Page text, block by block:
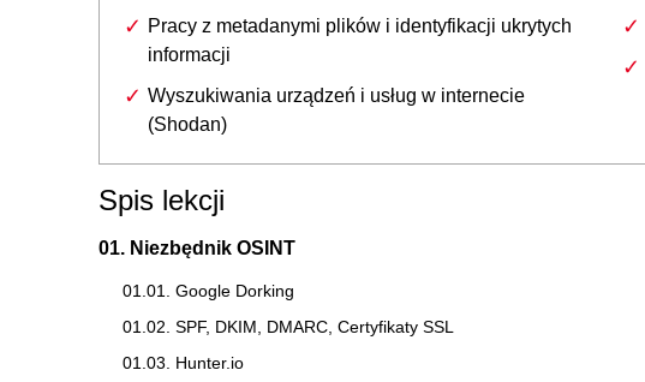
Pracy z metadanymi plików i identyfikacji ukrytych
informacji
Wyszukiwania urządzeń i usług w internecie
(Shodan)
Spis lekcji
01. Niezbędnik OSINT
01.01. Google Dorking
01.02. SPF, DKIM, DMARC, Certyfikaty SSL
01.03. Hunter.io